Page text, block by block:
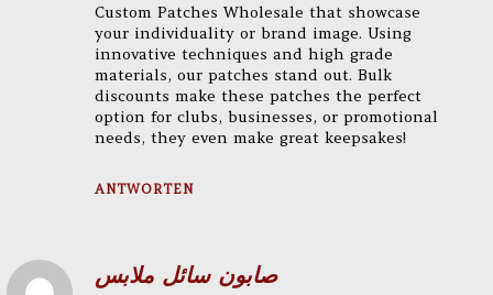
Custom Patches Wholesale that showcase
your individuality or brand image. Using
innovative techniques and high grade
materials, our patches stand out. Bulk
discounts make these patches the perfect
option for clubs, businesses, or promotional
needs, they even make great keepsakes!
ANTWORTEN
صابون سائل ملابس